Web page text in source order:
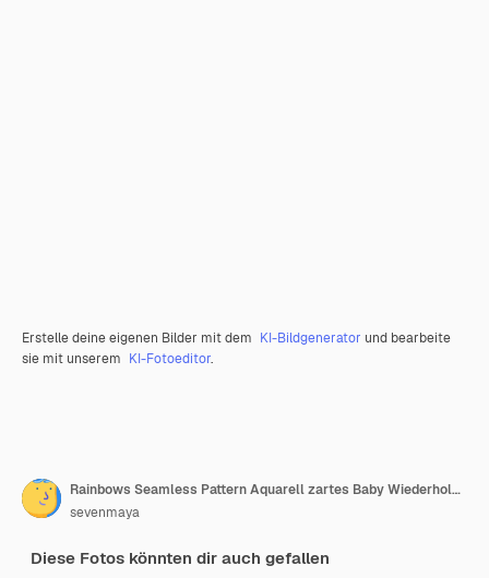
Erstelle deine eigenen Bilder mit dem KI-Bildgenerator und bearbeite
sie mit unserem KI-Fotoeditor.
Rainbows Seamless Pattern Aquarell zartes Baby Wiederholungspapier
sevenmaya
Diese Fotos könnten dir auch gefallen